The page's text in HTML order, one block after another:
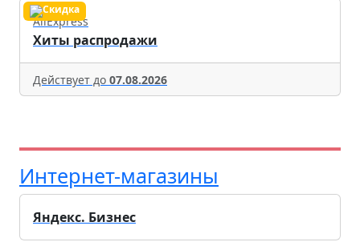
AliExpress
Хиты распродажи
Действует до 07.08.2026
Интернет-магазины
Яндекс. Бизнес